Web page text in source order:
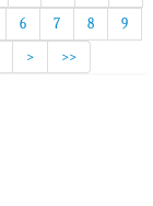
6 7 8
9
> >>